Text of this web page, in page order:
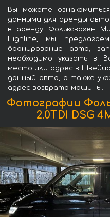
Вы можете
данными для аренды
в аренду Фольксваген
Highline, мы
бронирование авто,
необходимо указать в
место или адрес в
данный авто, а также
адрес возврата машины.
Фотографии
2.0TDI DSG